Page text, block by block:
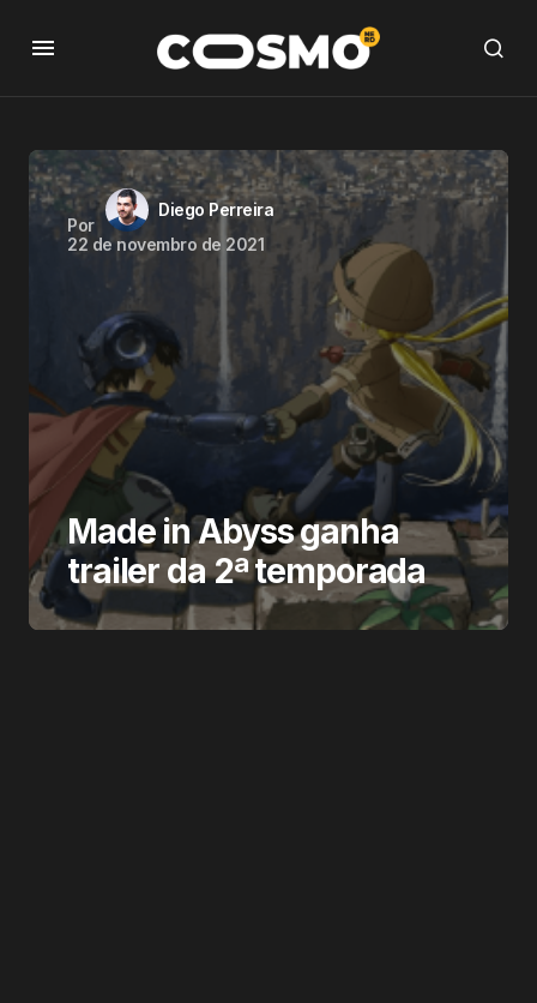
Por
Diego Perreira
22 de novembro de 2021
Made in Abyss ganha
trailer da 2ª temporada